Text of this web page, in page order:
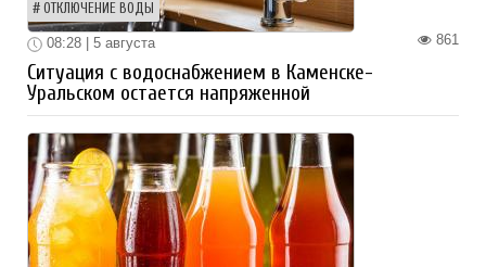
ОТКЛЮЧЕНИЕ ВОДЫ
861
08:28 | 5 августа
Ситуация с водоснабжением в Каменске-
Уральском остается напряженной